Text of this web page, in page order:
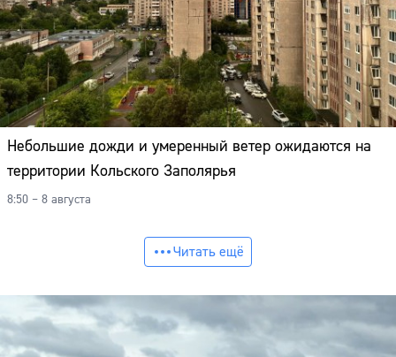
Небольшие дожди и умеренный ветер ожидаются на
территории Кольского Заполярья
8:50 – 8 августа
Читать ещё